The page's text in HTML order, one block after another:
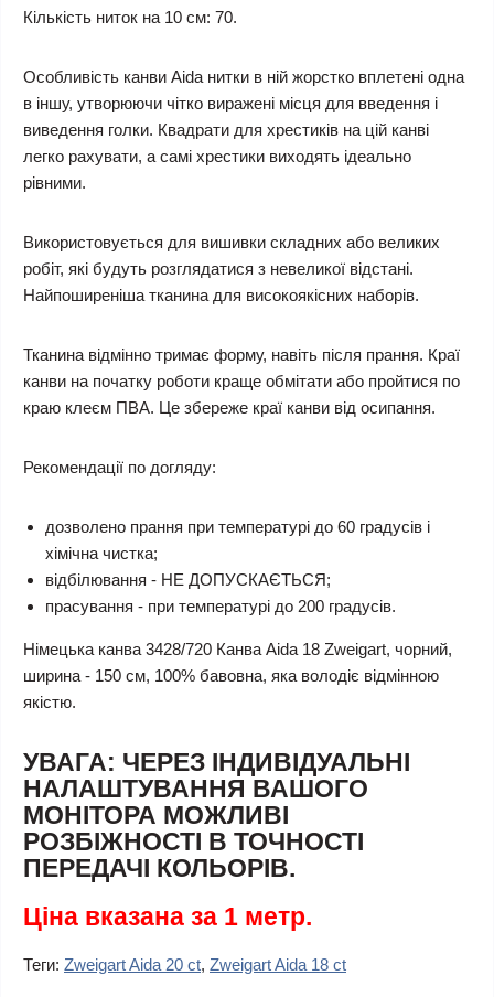
Кількість ниток на 10 см: 70.
Особливість канви Aida нитки в ній жорстко вплетені одна
в іншу, утворюючи чітко виражені місця для введення і
виведення голки. Квадрати для хрестиків на цій канві
легко рахувати, а самі хрестики виходять ідеально
рівними.
Використовується для вишивки складних або великих
робіт, які будуть розглядатися з невеликої відстані.
Найпоширеніша тканина для високоякісних наборів.
Тканина відмінно тримає форму, навіть після прання. Краї
канви на початку роботи краще обмітати або пройтися по
краю клеєм ПВА. Це збереже краї канви від осипання.
Рекомендації по догляду:
дозволено прання при температурі до 60 градусів і
хімічна чистка;
відбілювання - НЕ ДОПУСКАЄТЬСЯ;
прасування - при температурі до 200 градусів.
Німецька канва 3428/720 Канва Aida 18 Zweigart, чорний,
ширина - 150 см, 100% бавовна, яка володіє відмінною
якістю.
УВАГА: ЧЕРЕЗ ІНДИВІДУАЛЬНІ
НАЛАШТУВАННЯ ВАШОГО
МОНІТОРА МОЖЛИВІ
РОЗБІЖНОСТІ В ТОЧНОСТІ
ПЕРЕДАЧІ КОЛЬОРІВ.
Ціна вказана за 1 метр.
Теги: Zweigart Aida 20 ct, Zweigart Aida 18 ct